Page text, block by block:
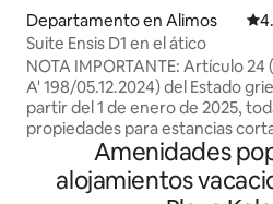
Departamento en Alimos
Suite Ensis D1 en el ático
NOTA IMPORTANTE: Artículo 24
A' 198/05.12.2024) del Estado
partir del 1 de enero de 2025,
propiedades para estancias
sujetas al Impuesto de
Crisis Climática. El huésped está
a pagar a su llegada (con tarjeta
Amenidades
alojamientos